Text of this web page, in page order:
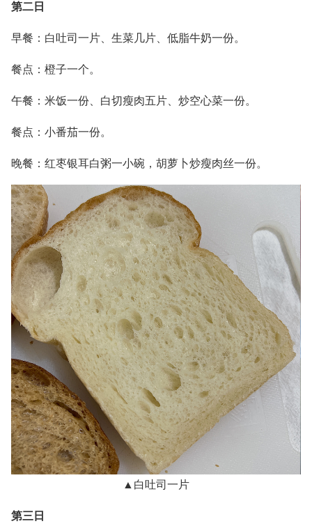
第二日
早餐：白吐司一片、生菜几片、低脂牛奶一份。
餐点：橙子一个。
午餐：米饭一份、白切瘦肉五片、炒空心菜一份。
餐点：小番茄一份。
晚餐：红枣银耳白粥一小碗，胡萝卜炒瘦肉丝一份。
▲白吐司一片
第三日